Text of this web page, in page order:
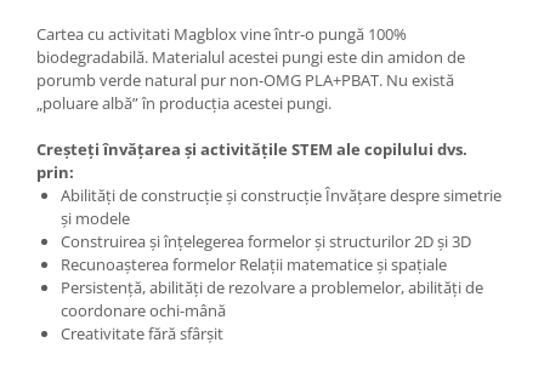
Cartea cu activitati Magblox vine într-o pungă 100%
biodegradabilă. Materialul acestei pungi este din amidon de
porumb verde natural pur non-OMG PLA+PBAT. Nu există
„poluare albă” în producția acestei pungi.
Creșteți învățarea și activitățile STEM ale copilului dvs.
prin:
Abilități de construcție și construcție Învățare despre simetrie
și modele
Construirea și înțelegerea formelor și structurilor 2D și 3D
Recunoașterea formelor Relații matematice și spațiale
Persistență, abilități de rezolvare a problemelor, abilități de
coordonare ochi-mână
Creativitate fără sfârșit